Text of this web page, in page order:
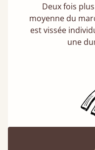
Deux fois
moyenne du
est vissée
une
Des lattes